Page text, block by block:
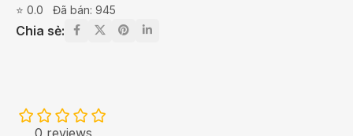
⭐ 0.0 Đã bán: 945
Chia sẻ:
0 reviews